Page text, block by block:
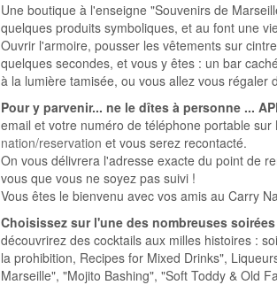
Une boutique à l'enseigne "Souvenirs de
quelques produits symboliques, et au font une
Ouvrir l'armoire, pousser les vêtements sur
quelques secondes, et vous y êtes : un bar
à la lumière tamisée, ou vous allez vous régaler
Pour y parvenir... ne le dîtes à personne ...
email et votre numéro de téléphone portable sur
nation/reservation et vous serez recontacté.
On vous délivrera l'adresse exacte du point de
vous que vous ne soyez pas suivi !
Vous êtes le bienvenu avec vos amis au Carry
Choisissez sur l'une des nombreuses
découvrirez des cocktails aux milles histoires :
la prohibition, Recipes for Mixed Drinks",
Marseille", "Mojito Bashing", "Soft Toddy & Old